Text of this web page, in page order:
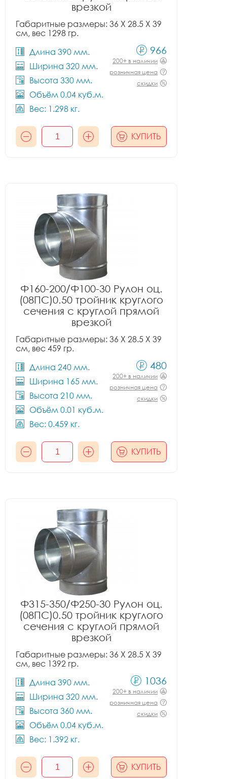
врезкой
Габаритные размеры: 36 X 28.5 X 39
см, вес 1298 гр.
Длина 390 мм.
Ширина 320 мм.
Высота 330 мм.
Объём 0.04 куб.м.
Вес: 1.298 кг.
966
200+ в наличии
розничная цена
скидки
КУПИТЬ
Ф160-200/Ф100-30 Рулон оц.
(08ПС)0.50 тройник круглого
сечения с круглой прямой
врезкой
Габаритные размеры: 36 X 28.5 X 39
см, вес 459 гр.
Длина 240 мм.
Ширина 165 мм.
Высота 210 мм.
Объём 0.01 куб.м.
Вес: 0.459 кг.
480
200+ в наличии
розничная цена
скидки
КУПИТЬ
Ф315-350/Ф250-30 Рулон оц.
(08ПС)0.50 тройник круглого
сечения с круглой прямой
врезкой
Габаритные размеры: 36 X 28.5 X 39
см, вес 1392 гр.
Длина 390 мм.
Ширина 320 мм.
Высота 360 мм.
Объём 0.04 куб.м.
Вес: 1.392 кг.
1036
200+ в наличии
розничная цена
скидки
КУПИТЬ